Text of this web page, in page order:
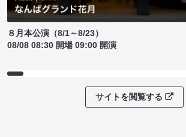
８月本公演（8/1～8/23）
08/08 08:30 開場 09:00 開演
サイトを閲覧する